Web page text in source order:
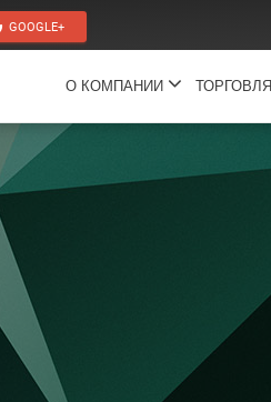
GOOGLE+
О КОМПАНИИ ТОРГОВЛЯ